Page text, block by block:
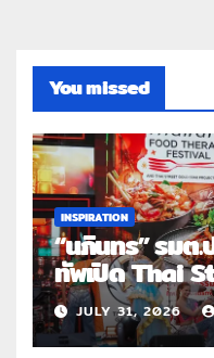
You missed
INSPIRATION
“นภินทร” รมต.
ทัพเปิด Thai
Roadshow 3
JULY 31, 2026